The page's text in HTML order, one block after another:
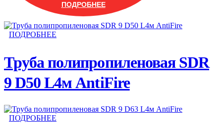
ПОДРОБНЕЕ
ПОДРОБНЕЕ
Труба полипропиленовая SDR
9 D50 L4м AntiFire
ПОДРОБНЕЕ